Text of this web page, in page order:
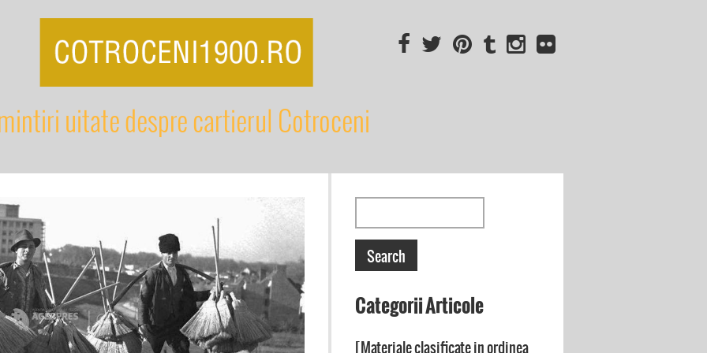
uitate despre cartierul Cotroceni
Categorii Articole
[Materiale clasificate in ordinea